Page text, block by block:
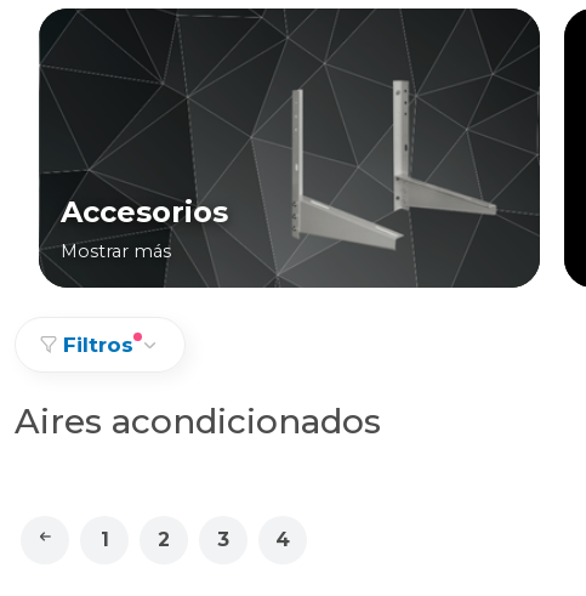
Accesorios
Mostrar más
Filtros
Aires acondicionados
1 2 3 4